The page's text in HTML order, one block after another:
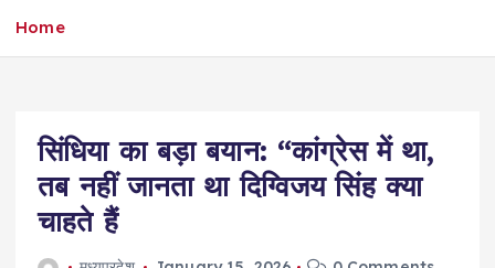
Home
सिंधिया का बड़ा बयान: “कांग्रेस में था,
तब नहीं जानता था दिग्विजय सिंह क्या
चाहते हैं